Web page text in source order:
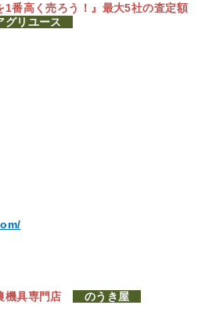
1番高く売ろう！』 最大5社の査定額
グリユース
機具専門店 のうき屋